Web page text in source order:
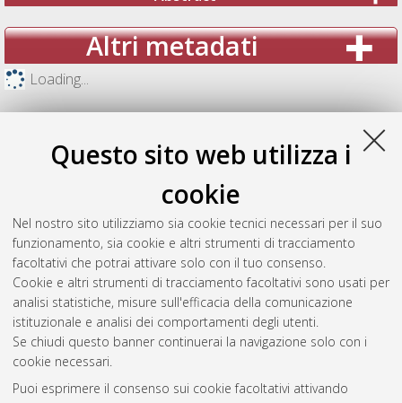
Questo sito web utilizza i
cookie
Nel nostro sito utilizziamo sia cookie tecnici necessari per il suo
funzionamento, sia cookie e altri strumenti di tracciamento
facoltativi che potrai attivare solo con il tuo consenso.
Cookie e altri strumenti di tracciamento facoltativi sono usati per
analisi statistiche, misure sull'efficacia della comunicazione
istituzionale e analisi dei comportamenti degli utenti.
Se chiudi questo banner continuerai la navigazione solo con i
cookie necessari.
Puoi esprimere il consenso sui cookie facoltativi attivando
Altri metadati
Loading...
Gestione del documento:
Atom